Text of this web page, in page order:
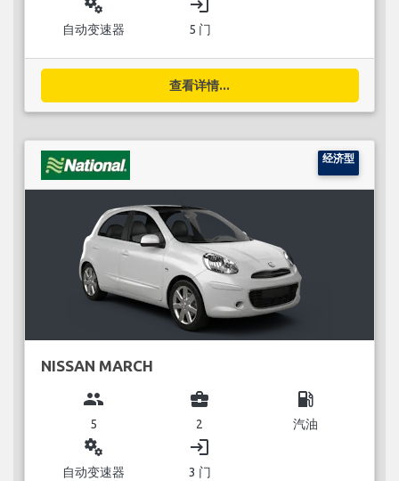
miscellaneous_services
自动变速器
login
5 门
查看详情...
经济型
NISSAN MARCH
group
5
business_center
2
local_gas_station
汽油
miscellaneous_services
自动变速器
login
3 门